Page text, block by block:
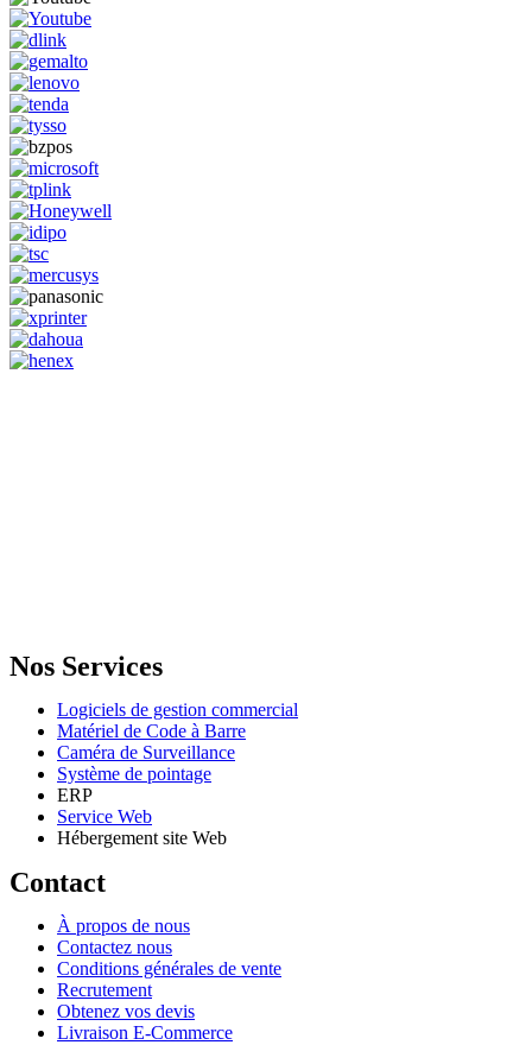
Nos Services
Logiciels de gestion commercial
Matériel de Code à Barre
Caméra de Surveillance
Système de pointage
ERP
Service Web
Hébergement site Web
Contact
À propos de nous
Contactez nous
Conditions générales de vente
Recrutement
Obtenez vos devis
Livraison E-Commerce